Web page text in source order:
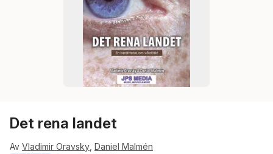
Det rena landet
Av Vladimir Oravsky Daniel Malmén